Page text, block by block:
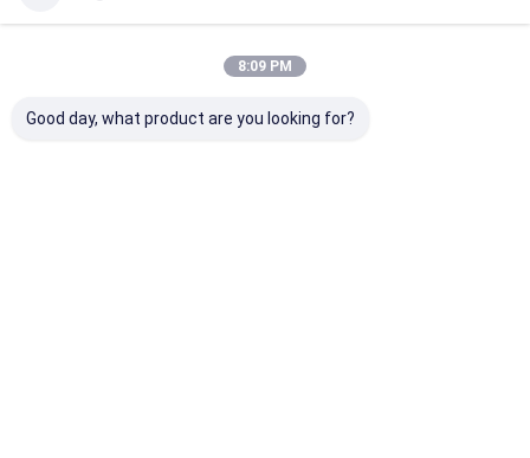
Zhuzhou Sanxin Cemented Carbide Manufacturing Co., Ltd. All
Rights Reserved.
8:09 PM
Good day, what product are you looking for?